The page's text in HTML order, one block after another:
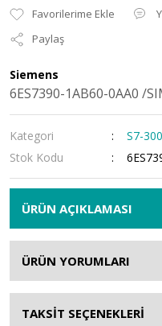
Paylaş
Siemens
6ES7390-1AB60-0AA0 /
Kategori
S7-
Stok Kodu
ÜRÜN AÇIKLAMASI
ÜRÜN YORUMLARI
TAKSİT SEÇENEKLERİ